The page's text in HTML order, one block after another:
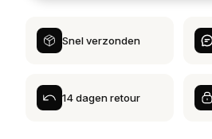
Snel verzonden
14 dagen retour